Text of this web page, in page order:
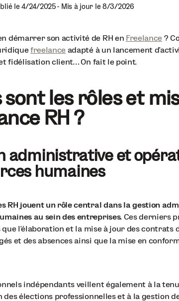
le 4/24/2025- Mis à jour le 8/3/2026
démarrer son activité de RH en Freelance ?
freelance adapté à un lancement
fidélisation client… On fait le point.
sont les rôles et
RH ?
administrative et
humaines
RH jouent un rôle central dans la gestion
au sein des entreprises. Ces derniers
que l'élaboration et la mise à jour des contrats
et des absences ainsi que la mise en
indépendants veillent également à la
des élections professionnelles et à la gestion